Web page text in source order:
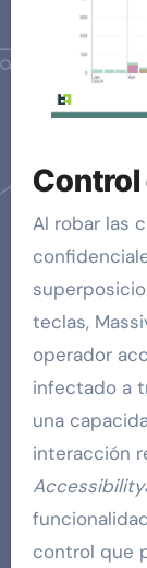
Al robar las
teclas,
operador
infectado a
una
interacción
control que